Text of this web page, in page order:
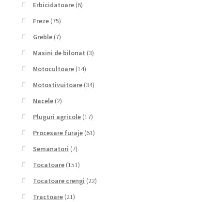
Erbicidatoare (6)
Freze (75)
Greble (7)
Masini de bilonat (3)
Motocultoare (14)
Motostivuitoare (34)
Nacele (2)
Pluguri agricole (17)
Procesare furaje (61)
Semanatori (7)
Tocatoare (151)
Tocatoare crengi (22)
Tractoare (21)